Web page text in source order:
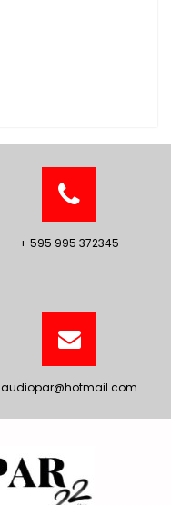
+ 595 995 372345
audiopar@hotmail.com